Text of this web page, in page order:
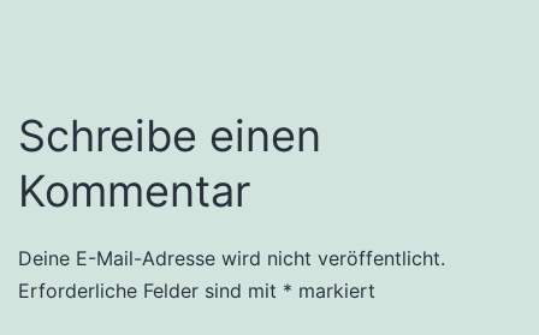
Schreibe einen
Kommentar
Deine E-Mail-Adresse wird nicht veröffentlicht.
Erforderliche Felder sind mit * markiert